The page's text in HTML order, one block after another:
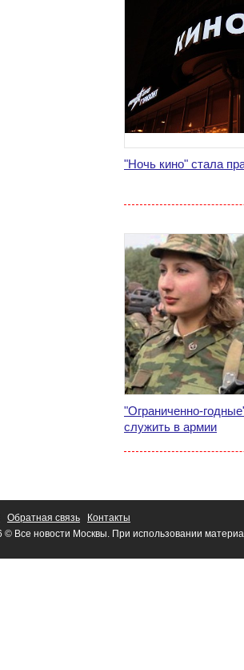
"Ночь кино" стала
"Ограниченно-
служить в армии
Обратная связь
Контакты
© Все новости Москвы. При использовании